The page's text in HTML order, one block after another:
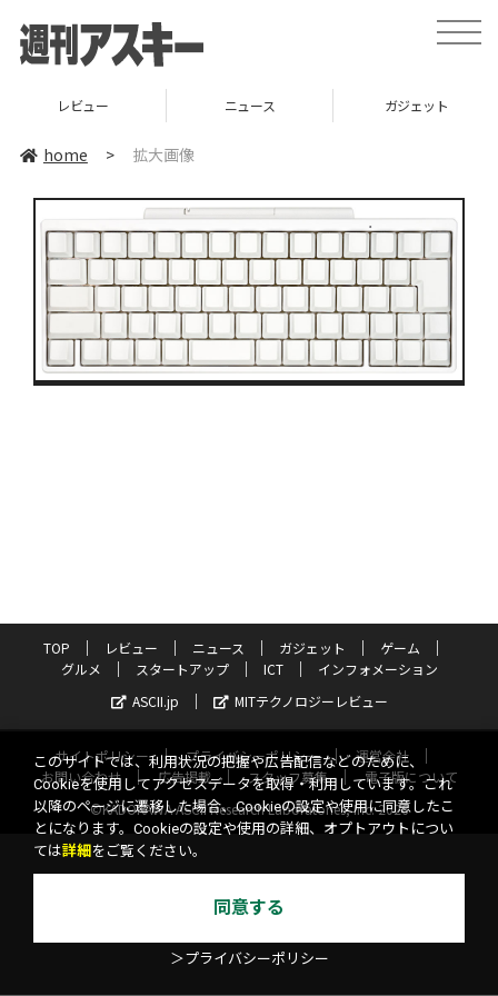
toggle
レビュー ニュース ガジェット
home > 拡大画像
TOP レビュー ニュース ガジェット
ゲーム
グルメ
スタートアップ ICT
インフォメーション
ASCII.jp
MITテクノロジーレビュー
サイトポリシー プライバシーポリシー
運営会社
お問い合わせ
広告掲載 スタッフ募集
電子版について
©KADOKAWA ASCII Research Laboratories, Inc. 2026
このサイトでは、利用状況の把握や広告配信などのために、
Cookieを使用してアクセスデータを取得・利用しています。これ
以降のページに遷移した場合、Cookieの設定や使用に同意したこ
とになります。Cookieの設定や使用の詳細、オプトアウトについ
ては詳細 をご覧ください。
同意する
＞プライバシーポリシー